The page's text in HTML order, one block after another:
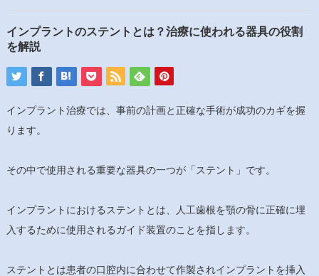
インプラントのステントとは？治療に使われる器具の役割
を解説
インプラント治療では、事前の計画と正確な手術が成功のカギを握
ります。
その中で使用される重要な器具の一つが「ステント」です。
インプラントにおけるステントとは、人工歯根を顎の骨に正確に埋
入するために使用されるガイド装置のことを指します。
ステントとは患者の口腔内に合わせて作製されインプラントを挿入